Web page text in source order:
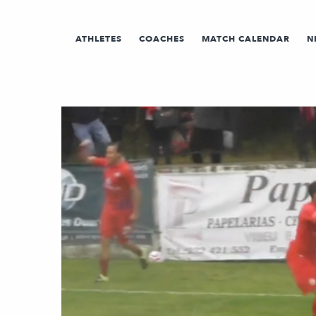
ATHLETES COACHES MATCH CALENDAR